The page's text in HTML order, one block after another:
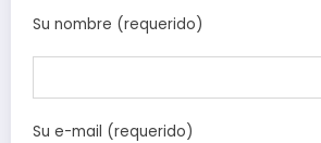
Su nombre (requerido)
Su e-mail (requerido)